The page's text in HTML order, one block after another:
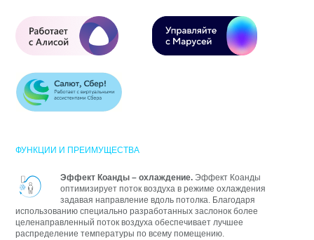
ФУНКЦИИ И ПРЕИМУЩЕСТВА
Эффект Коанды – охлаждение. Эффект Коанды
оптимизирует поток воздуха в режиме охлаждения
задавая направление вдоль потолка. Благодаря
использованию специально разработанных заслонок более
целенаправленный поток воздуха обеспечивает лучшее
распределение температуры по всему помещению.